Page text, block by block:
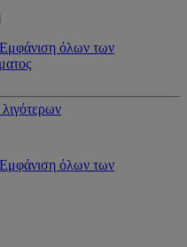
Εμφάνιση όλων των
Εμφάνιση όλων των